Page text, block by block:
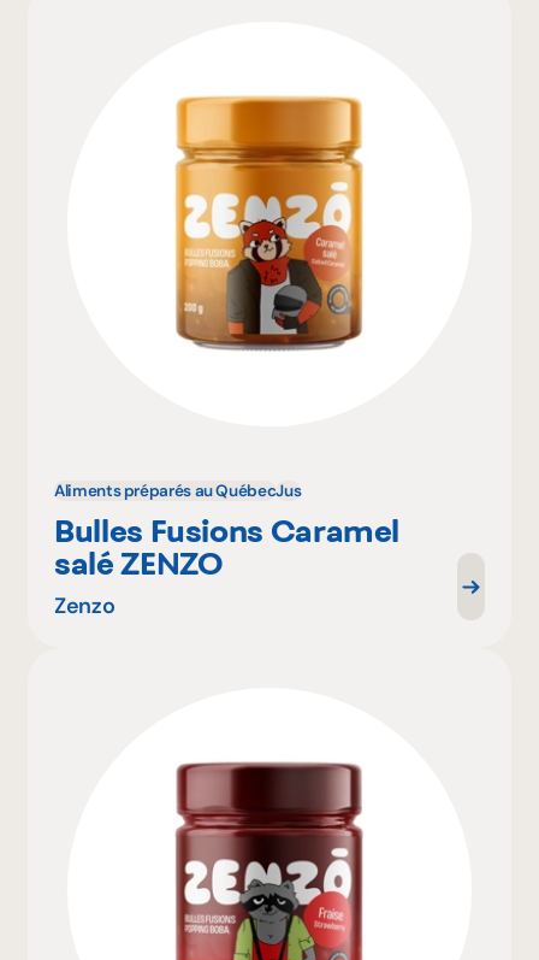
Aliments préparés au QuébecJus
Bulles Fusions Caramel
salé ZENZO
Zenzo